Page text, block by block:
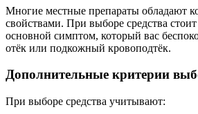
Многие местные препараты обладают
свойствами. При выборе средства
основной симптом, который вас
отёк или подкожный кровоподтёк.
Дополнительные критерии
При выборе средства учитывают: